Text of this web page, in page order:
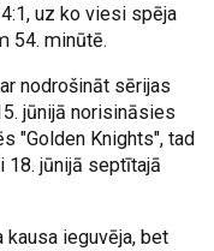
uz ko viesi spēja
54. minūtē.
nodrošināt sērijas
jūnijā norisināsies
"Golden Knights", tad
18. jūnijā septītajā
kausa ieguvēja, bet